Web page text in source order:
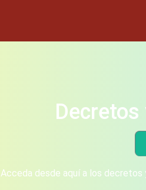
Acceda desde aquí a los